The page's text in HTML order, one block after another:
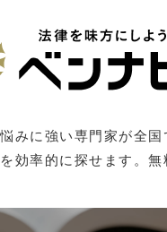
みに強い専門家が全国
効率的に探せます。無